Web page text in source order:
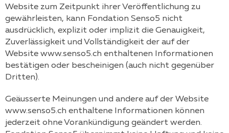
Website zum Zeitpunkt ihrer Veröffentlichung zu
gewährleisten, kann Fondation Senso5 nicht
ausdrücklich, explizit oder implizit die Genauigkeit,
Zuverlässigkeit und Vollständigkeit der auf der
Website www.senso5.ch enthaltenen Informationen
bestätigen oder bescheinigen (auch nicht gegenüber
Dritten).
Geäusserte Meinungen und andere auf der Website
www.senso5.ch enthaltene Informationen können
jederzeit ohne Vorankündigung geändert werden.